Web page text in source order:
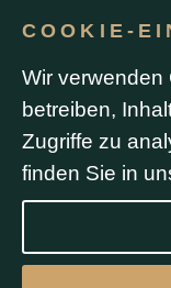
COOKIE-
Wir verwenden
betreiben,
Zugriffe zu
finden Sie in